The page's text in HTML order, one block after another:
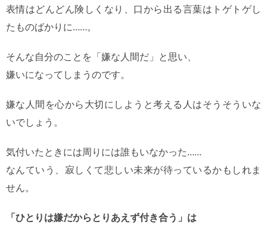
表情はどんどん険しくなり、口から出る言葉はトゲトゲし
たものばかりに……。
そんな自分のことを「嫌な人間だ」と思い、
嫌いになってしまうのです。
嫌な人間を心から大切にしようと考える人はそうそういな
いでしょう。
気付いたときには周りには誰もいなかった……
なんていう、寂しくて悲しい未来が待っているかもしれま
せん。
「ひとりは嫌だからとりあえず付き合う」は